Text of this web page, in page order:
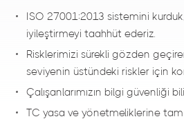
ISO 27001:2013 sistemini
iyileştirmeyi taahhüt ederiz.
Risklerimizi sürekli gözden
seviyenin üstündeki riskler için
Çalışanlarımızın bilgi güvenliği
TC yasa ve yönetmeliklerine